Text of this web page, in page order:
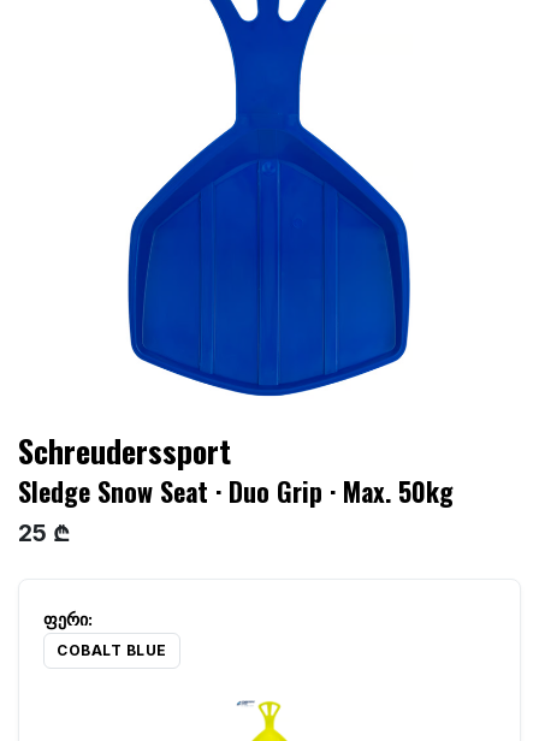
Schreuderssport
Sledge Snow Seat · Duo Grip · Max. 50kg
25 ₾
COBALT BLUE